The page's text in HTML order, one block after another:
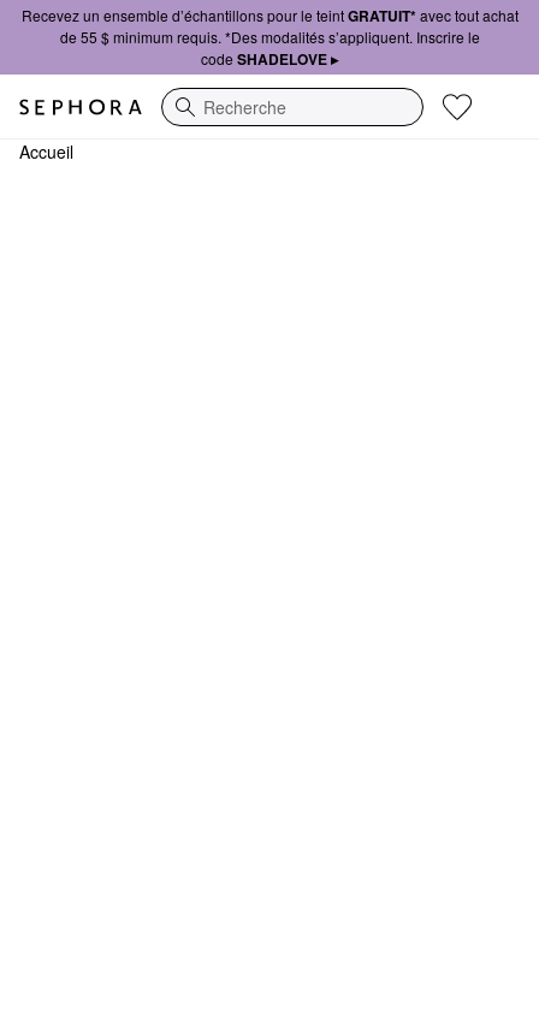
Recevez un ensemble d’échantillons pour le teintGRATUIT*avec tout achat
de 55 $ minimum requis. *Des modalités s’appliquent. Inscrire le
code SHADELOVE ▸
Recherche
Accueil